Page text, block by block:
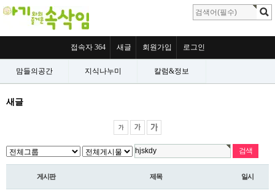
접속자 364 새글 회원가입 로그인
맘들의공간 지식나누미 칼럼&정보
새글
게시판 제목 일시